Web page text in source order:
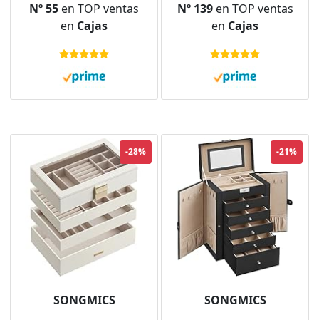
de Cristal, 3 Cajones,
para Gafas de Sol,
Joyas Grandes,
Grafito y Dorado
JBC161B02
Nº 55 en TOP ventas
en Cajas
espejo, cajones,
almacenamiento de
joyas para mujer,
pendientes, cadenas,
relojes
Nº 139en TOP ventas
en Cajas
-28%
SONGMICS
-21%
SONGMICS